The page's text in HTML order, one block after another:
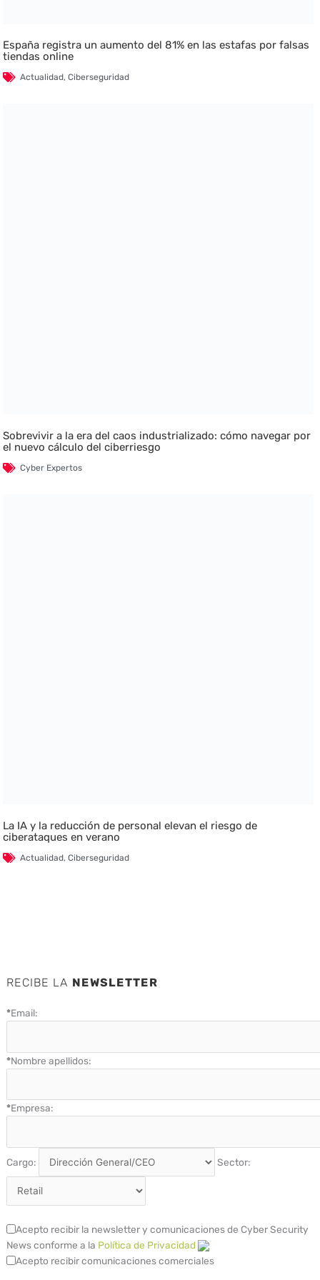
España registra un aumento del 81% en las estafas por falsas
tiendas online
Actualidad,Ciberseguridad
Sobrevivir a la era del caos industrializado: cómo navegar por
el nuevo cálculo del ciberriesgo
Cyber Expertos
La IA y la reducción de personal elevan el riesgo de
ciberataques en verano
Actualidad,Ciberseguridad
RECIBE LA NEWSLETTER
*Email:
*Nombre apellidos:
*Empresa:
Cargo: Sector:
Acepto recibir la newsletter y comunicaciones de Cyber Security
News conforme a la Política de Privacidad
Acepto recibir comunicaciones comerciales